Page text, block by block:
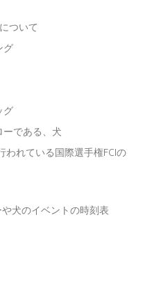
ついて
グ
グ
ーである、犬
われている国際選手権FCIの
犬のイベントの時刻表